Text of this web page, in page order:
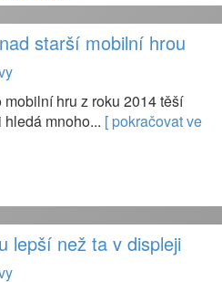
starší mobilní hrou
hru z roku 2014 těší
mnoho... [ pokračovat ve
lepší než ta v displeji